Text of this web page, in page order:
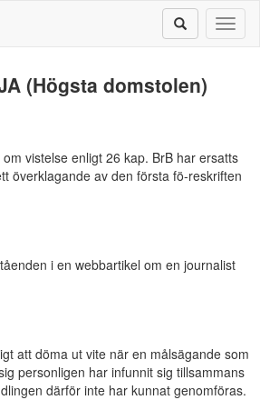
(Högsta domstolen)
vistelse enligt 26 kap. BrB har ersatts
överklagande av den första fö-reskriften
i en webbartikel om en journalist
att döma ut vite när en målsägande som
personligen har infunnit sig tillsammans
därför inte har kunnat genomföras.